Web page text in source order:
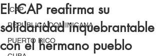
ICAP
REPUBLICA DOMINICANA
PUERTO RICO
El ICAP reafirma su
solidaridad inquebrantable
con el hermano pueblo